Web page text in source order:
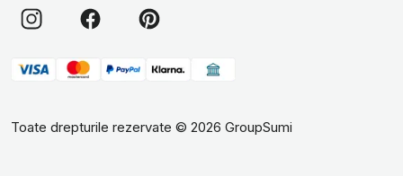
Toate drepturile rezervate © 2026 GroupSumi